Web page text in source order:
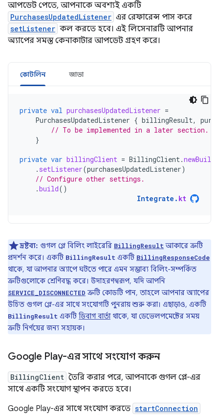
আপডেট পেতে, আপনাকে অবশ্যই একটি
PurchasesUpdatedListener এর রেফারেন্স পাস করে
setListener কল করতে হবে। এই লিসেনারটি আপনার
অ্যাপের সমস্ত কেনাকাটার আপডেট গ্রহণ করে।
কোটলিন জাভা
private val purchasesUpdatedListener =
PurchasesUpdatedListener { billingResult,
// To be implemented in a later section.
}
private var billingClient = BillingClient.
. setListener(purchasesUpdatedListener)
// Configure other settings.
.build()
Integrate . kt
দ্রষ্টব্য: গুগল প্লে বিলিং লাইব্রেরি BillingResult আকারে ত্রুটি
প্রদর্শন করে। একটি BillingResult একটি BillingResponseCode
থাকে, যা আপনার অ্যাপে ঘটতে পারে এমন সম্ভাব্য বিলিং-সম্পর্কিত
ত্রুটিগুলোকে শ্রেণিবদ্ধ করে। উদাহরণস্বরূপ, যদি আপনি
SERVICE_DISCONNECTED ত্রুটি কোডটি পান, তাহলে আপনার অ্যাপের
উচিত গুগল প্লে-এর সাথে সংযোগটি পুনরায় শুরু করা। এছাড়াও, একটি
BillingResult একটি ডিবাগ বার্তাথাকে, যা ডেভেলপমেন্টের সময়
ত্রুটি নির্ণয়ের জন্য সহায়ক।
Google Play-এর সাথে সংযোগ করুন
BillingClient তৈরি করার পরে, আপনাকে গুগল প্লে-এর
সাথে একটি সংযোগ স্থাপন করতে হবে।
Google Play-এর সাথে সংযোগ করতে startConnection